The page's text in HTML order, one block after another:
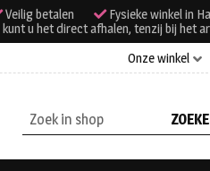
Veilig betalen
Fysieke winkel in
u het direct afhalen, tenzij bij het
Onze winkel
Zoeken
naar: